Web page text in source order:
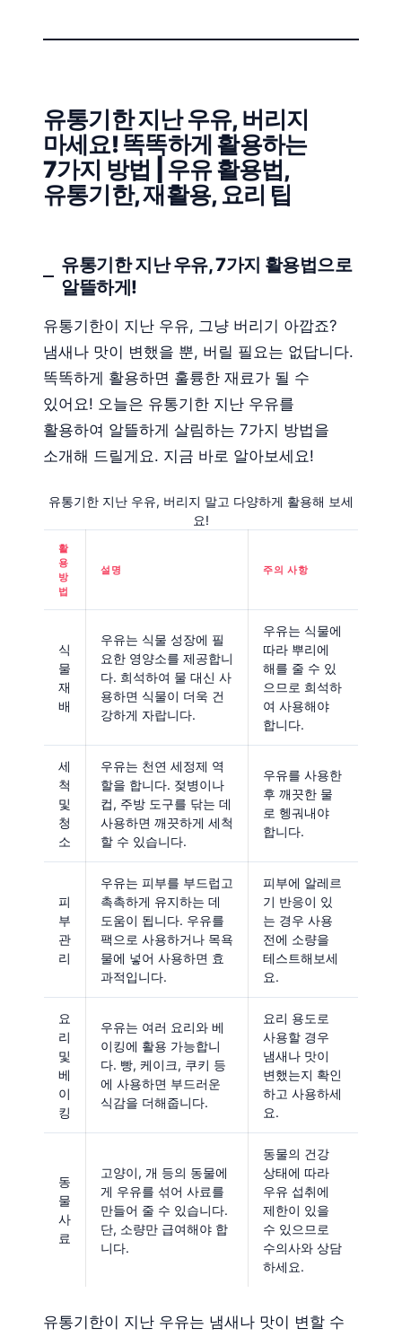
유통기한 지난 우유, 버리지
마세요! 똑똑하게 활용하는
7가지 방법 | 우유 활용법,
유통기한, 재활용, 요리 팁
유통기한 지난 우유, 7가지 활용법으로
알뜰하게!
유통기한이 지난 우유, 그냥 버리기 아깝죠?
냄새나 맛이 변했을 뿐, 버릴 필요는 없답니다.
똑똑하게 활용하면 훌륭한 재료가 될 수
있어요! 오늘은 유통기한 지난 우유를
활용하여 알뜰하게 살림하는 7가지 방법을
소개해 드릴게요. 지금 바로 알아보세요!
유통기한 지난 우유, 버리지 말고 다양하게 활용해 보세
요!
활
용
방
법
설명 주의 사항
식
물
재
배
우유는 식물 성장에 필
요한 영양소를 제공합니
다. 희석하여 물 대신 사
용하면 식물이 더욱 건
강하게 자랍니다.
우유는 식물에
따라 뿌리에
해를 줄 수 있
으므로 희석하
여 사용해야
합니다.
세
척
및
청
소
우유는 천연 세정제 역
할을 합니다. 젖병이나
컵, 주방 도구를 닦는 데
사용하면 깨끗하게 세척
할 수 있습니다.
우유를 사용한
후 깨끗한 물
로 헹궈내야
합니다.
피
부
관
리
우유는 피부를 부드럽고
촉촉하게 유지하는 데
도움이 됩니다. 우유를
팩으로 사용하거나 목욕
물에 넣어 사용하면 효
과적입니다.
피부에 알레르
기 반응이 있
는 경우 사용
전에 소량을
테스트해보세
요.
요
리
및
베
이
킹
우유는 여러 요리와 베
이킹에 활용 가능합니
다. 빵, 케이크, 쿠키 등
에 사용하면 부드러운
식감을 더해줍니다.
요리 용도로
사용할 경우
냄새나 맛이
변했는지 확인
하고 사용하세
요.
동
물
사
료
고양이, 개 등의 동물에
게 우유를 섞어 사료를
만들어 줄 수 있습니다.
단, 소량만 급여해야 합
니다.
동물의 건강
상태에 따라
우유 섭취에
제한이 있을
수 있으므로
수의사와 상담
하세요.
유통기한이 지난 우유는 냄새나 맛이 변할 수